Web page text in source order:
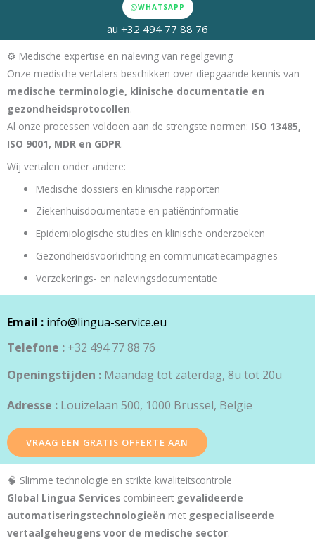
WHATSAPP
au +32 494 77 88 76
⚙️ Medische expertise en naleving van regelgeving
Onze medische vertalers beschikken over diepgaande kennis van
medische terminologie, klinische documentatie en
gezondheidsprotocollen.
Al onze processen voldoen aan de strengste normen: ISO 13485,
ISO 9001, MDR en GDPR.
Wij vertalen onder andere:
Medische dossiers en klinische rapporten
Ziekenhuisdocumentatie en patiëntinformatie
Epidemiologische studies en klinische onderzoeken
Gezondheidsvoorlichting en communicatiecampagnes
Verzekerings- en nalevingsdocumentatie
Email : info@lingua-service.eu
Telefone : +32 494 77 88 76
Openingstijden : Maandag tot zaterdag, 8u tot 20u
Adresse : Louizelaan 500, 1000 Brussel, Belgie
VRAAG EEN GRATIS OFFERTE AAN
🧠 Slimme technologie en strikte kwaliteitscontrole
Global Lingua Services combineert gevalideerde
automatiseringstechnologieën met gespecialiseerde
vertaalgeheugens voor de medische sector.